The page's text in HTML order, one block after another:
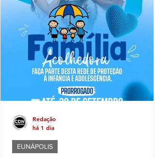
relacionados à logística, segurança,
estrutura e participação das instituições.
Neste ano, o desfile terá como tema
de Todos os Povos: Equidade, Memória e
Resistência", propondo uma reflexão
diversidade que constitui a identidade
EUNÁPOLIS
Redação
há 1 dia